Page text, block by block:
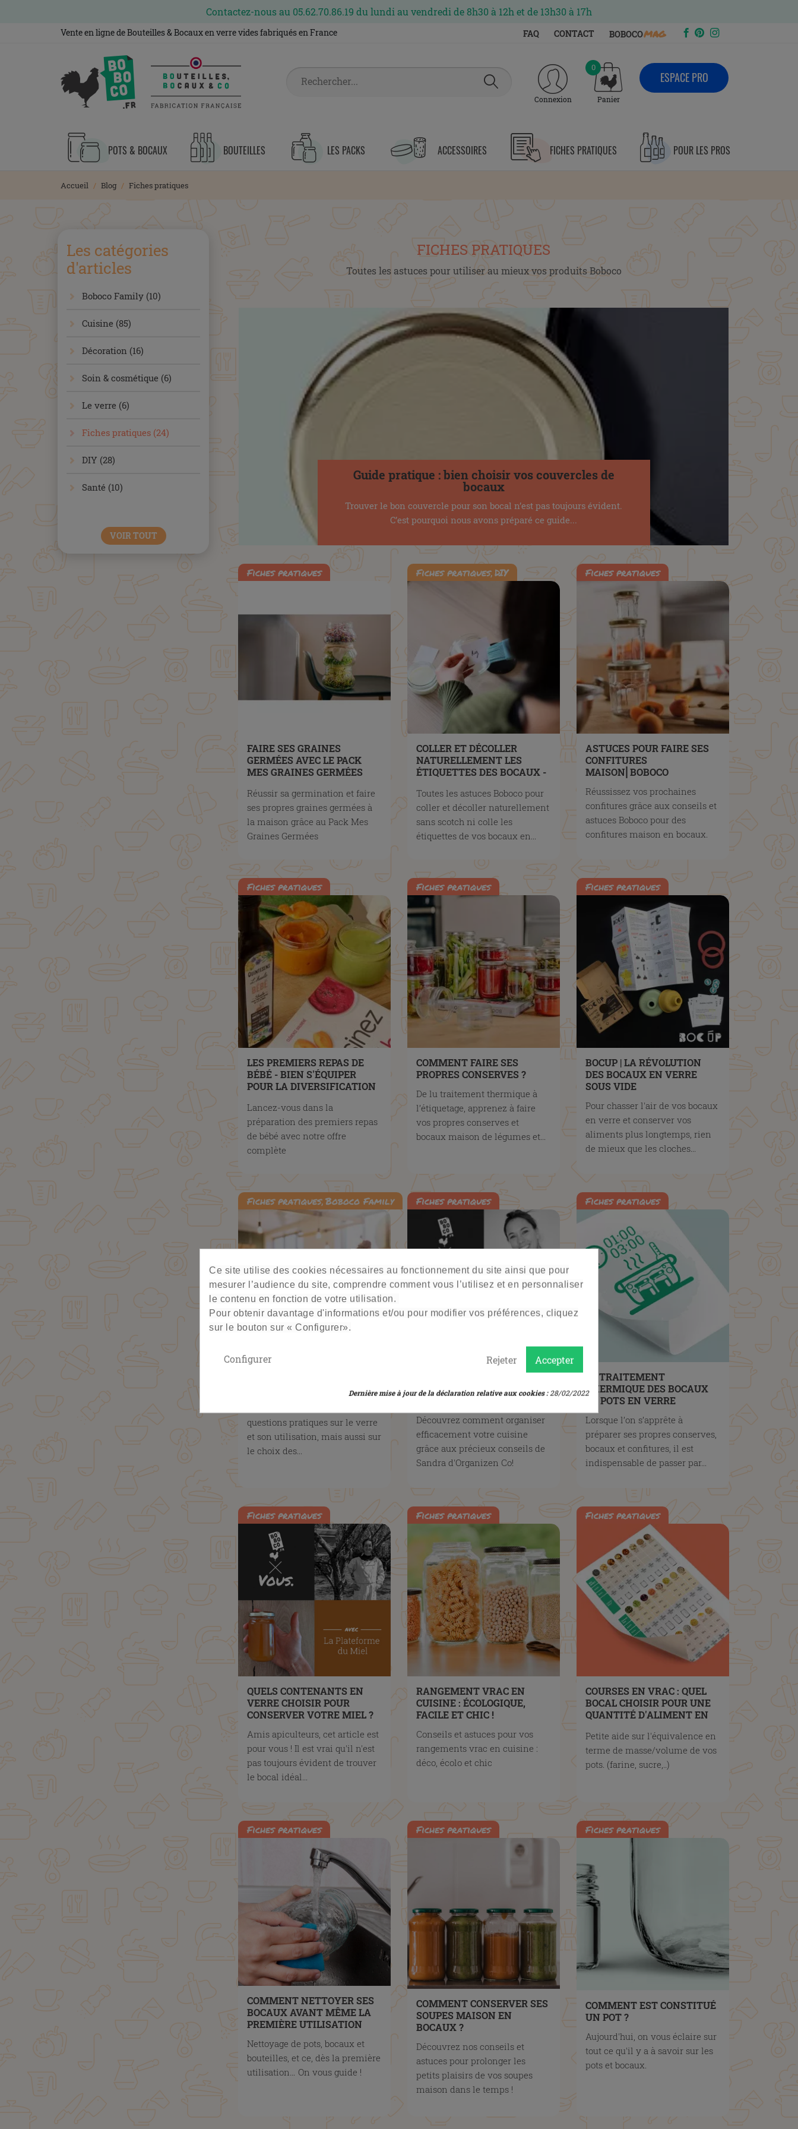
Contactez-nous au 05.62.70.86.19 du lundi au vendredi de 8h30 à 12h et de 13h30 à 17h
Vente en ligne de Bouteilles & Bocaux en verre vides fabriqués en France FAQ CONTACT BOBOCOmag
Connexion Panier
0
ESPACE PRO
POTS & BOCAUX BOUTEILLES LES PACKS ACCESSOIRES FICHES PRATIQUES POUR LES PROS
Accueil Blog Fiches pratiques
Les catégories
d'articles
Boboco Family (10)
Cuisine (85)
Décoration (16)
Soin & cosmétique (6)
Le verre (6)
Fiches pratiques (24)
DIY (28)
Santé (10)
VOIR TOUT
FICHES PRATIQUES
Toutes les astuces pour utiliser au mieux vos produits Boboco
Guide pratique : bien choisir vos couvercles de
bocaux
Trouver le bon couvercle pour son bocal n’est pas toujours évident.
C’est pourquoi nous avons préparé ce guide...
FAIRE SES GRAINES
GERMÉES AVEC LE PACK
MES GRAINES GERMÉES
Fiches pratiques
Réussir sa germination et faire
ses propres graines germées à
la maison grâce au Pack Mes
Graines Germées
COLLER ET DÉCOLLER
NATURELLEMENT LES
ÉTIQUETTES DES BOCAUX -
Fiches pratiques,DIY
Toutes les astuces Boboco pour
coller et décoller naturellement
sans scotch ni colle les
étiquettes de vos bocaux en...
ASTUCES POUR FAIRE SES
CONFITURES
MAISON⎜BOBOCO
Fiches pratiques
Réussissez vos prochaines
confitures grâce aux conseils et
astuces Boboco pour des
confitures maison en bocaux.
LES PREMIERS REPAS DE
BÉBÉ - BIEN S'ÉQUIPER
POUR LA DIVERSIFICATION
Fiches pratiques
Lancez-vous dans la
préparation des premiers repas
de bébé avec notre offre
complète
COMMENT FAIRE SES
PROPRES CONSERVES ?
Fiches pratiques
De lu traitement thermique à
l’étiquetage, apprenez à faire
vos propres conserves et
bocaux maison de légumes et...
BOCUP | LA RÉVOLUTION
DES BOCAUX EN VERRE
SOUS VIDE
Fiches pratiques
Pour chasser l'air de vos bocaux
en verre et conserver vos
aliments plus longtemps, rien
de mieux que les cloches...
POUR LES PROFESSIONNELS
Fiches pratiques,Boboco Family
questions pratiques sur le verre
et son utilisation, mais aussi sur
le choix des...
ORGANISER
EFFICACEMENT SA CUISINE
Fiches pratiques
Découvrez comment organiser
efficacement votre cuisine
grâce aux précieux conseils de
Sandra d'Organizen Co!
LE TRAITEMENT
THERMIQUE DES BOCAUX
ET POTS EN VERRE
Fiches pratiques
Lorsque l’on s’apprête à
préparer ses propres conserves,
bocaux et confitures, il est
indispensable de passer par...
QUELS CONTENANTS EN
VERRE CHOISIR POUR
CONSERVER VOTRE MIEL ?
Fiches pratiques
Amis apiculteurs, cet article est
pour vous ! Il est vrai qu'il n'est
pas toujours évident de trouver
le bocal idéal...
RANGEMENT VRAC EN
CUISINE : ÉCOLOGIQUE,
FACILE ET CHIC !
Fiches pratiques
Conseils et astuces pour vos
rangements vrac en cuisine :
déco, écolo et chic
COURSES EN VRAC : QUEL
BOCAL CHOISIR POUR UNE
QUANTITÉ D'ALIMENT EN
Fiches pratiques
Petite aide sur l'équivalence en
terme de masse/volume de vos
pots. (farine, sucre,..)
COMMENT NETTOYER SES
BOCAUX AVANT MÊME LA
PREMIÈRE UTILISATION
Fiches pratiques
Nettoyage de pots, bocaux et
bouteilles, et ce, dès la première
utilisation… On vous guide !
COMMENT CONSERVER SES
SOUPES MAISON EN
BOCAUX ?
Fiches pratiques
Découvrez nos conseils et
astuces pour prolonger les
petits plaisirs de vos soupes
maison dans le temps !
COMMENT EST CONSTITUÉ
UN POT ?
Fiches pratiques
Aujourd'hui, on vous éclaire sur
tout ce qu'il y a à savoir sur les
pots et bocaux.
Ce site utilise des cookies nécessaires au fonctionnement du site ainsi que pour
mesurer l’audience du site, comprendre comment vous l’utilisez et en personnaliser
le contenu en fonction de votre utilisation.
Pour obtenir davantage d'informations et/ou pour modifier vos préférences, cliquez
sur le bouton sur « Configurer».
Accepter
Rejeter
Configurer
Dernière mise à jour de la déclaration relative aux cookies :28/02/2022